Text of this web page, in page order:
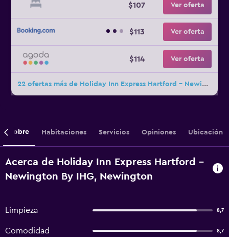
$107 Ver oferta
$113 Ver oferta
$114 Ver oferta
22 ofertas más de Holiday Inn Express Hartford - Newington By IHG
Sobre Habitaciones Servicios Opiniones Ubicación
Acerca de Holiday Inn Express Hartford -
Newington By IHG, Newington
Limpieza 8,7
Comodidad 8,7